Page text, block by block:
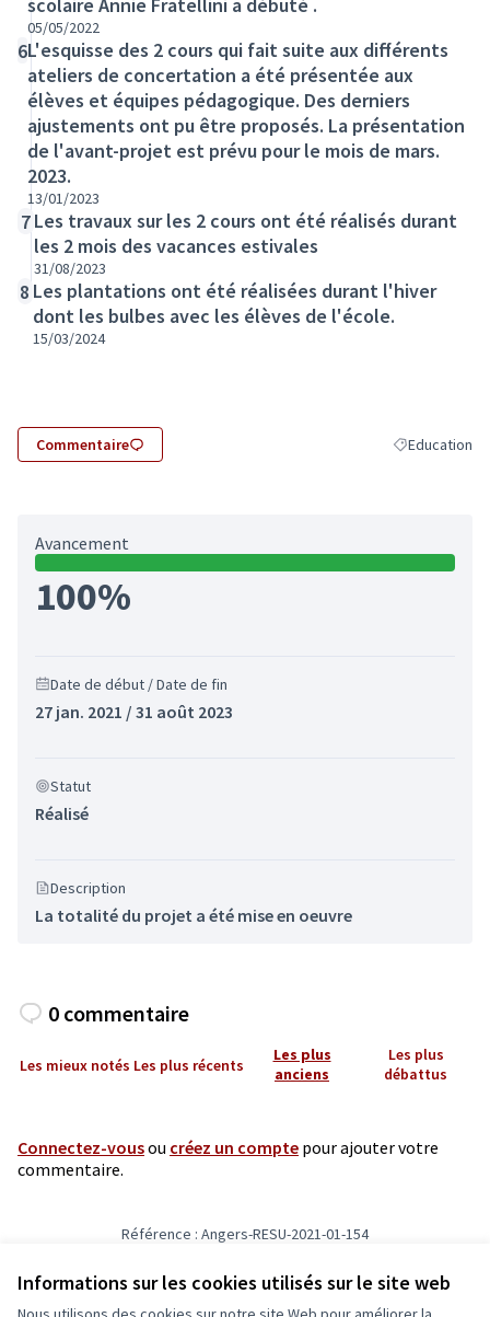
Informations sur les cookies utilisés sur le site web
05/05/2022
6L'esquisse des 2 cours qui fait suite aux différents
ateliers de concertation a été présentée aux
élèves et équipes pédagogique. Des derniers
ajustements ont pu être proposés. La présentation
de l'avant-projet est prévu pour le mois de mars.
2023.
13/01/2023
7Les travaux sur les 2 cours ont été réalisés durant
les 2 mois des vacances estivales
31/08/2023
8 Les plantations ont été réalisées durant l'hiver
dont les bulbes avec les élèves de l'école.
15/03/2024
Commentaire Filtrer les
Education
Avancement
100%
Date de début / Date de fin
27 jan. 2021 / 31 août 2023
Statut
Réalisé
Description
La totalité du projet a été mise en oeuvre
0 commentaire
Les mieux notés Les plus récents
Les plus
anciens
Les plus
débattus
Connectez-vousou créez un compte pour ajouter votre
commentaire.
Référence : Angers-RESU-2021-01-154